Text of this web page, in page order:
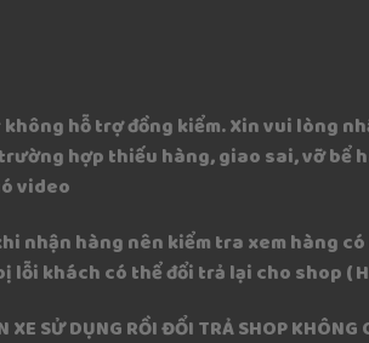
không hỗ trợ đồng kiểm. Xin vui
hợp thiếu hàng, giao sai, vỡ bể
video
khi nhận hàng nên kiểm tra xem hàng
lỗi khách có thể đổi trả lại cho shop (
XE SỬ DỤNG RỒI ĐỔI TRẢ SHOP